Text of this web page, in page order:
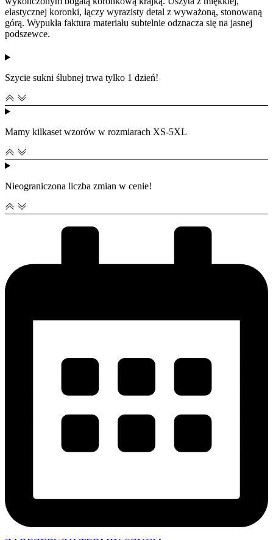
elastycznej koronki, łączy wyrazisty detal z wyważoną, stonowaną
górą. Wypukła faktura materiału subtelnie odznacza się na jasnej
podszewce.
Szycie sukni ślubnej trwa tylko 1 dzień!
Mamy kilkaset wzorów w rozmiarach XS-5XL
Nieograniczona liczba zmian w cenie!